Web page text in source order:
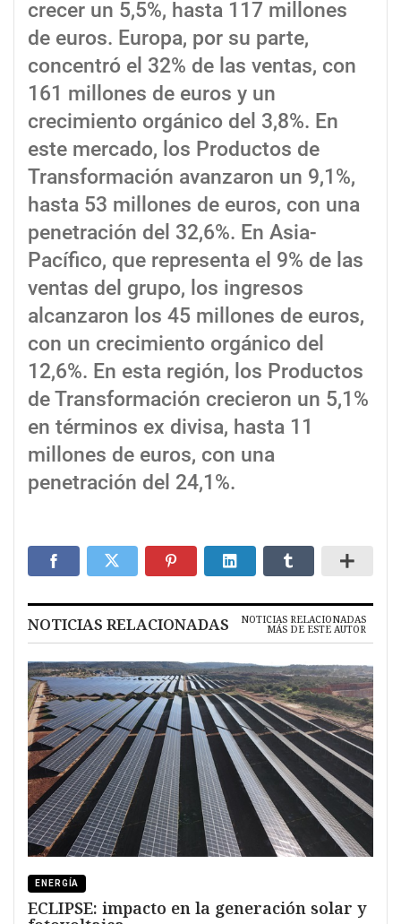
crecer un 5,5%, hasta 117 millones
de euros. Europa, por su parte,
concentró el 32% de las ventas, con
161 millones de euros y un
crecimiento orgánico del 3,8%. En
este mercado, los Productos de
Transformación avanzaron un 9,1%,
hasta 53 millones de euros, con una
penetración del 32,6%. En Asia-
Pacífico, que representa el 9% de las
ventas del grupo, los ingresos
alcanzaron los 45 millones de euros,
con un crecimiento orgánico del
12,6%. En esta región, los Productos
de Transformación crecieron un 5,1%
en términos ex divisa, hasta 11
millones de euros, con una
penetración del 24,1%.
NOTICIAS RELACIONADAS NOTICIAS RELACIONADAS
MÁS DE ESTE AUTOR
ENERGÍA
ECLIPSE: impacto en la generación solar y